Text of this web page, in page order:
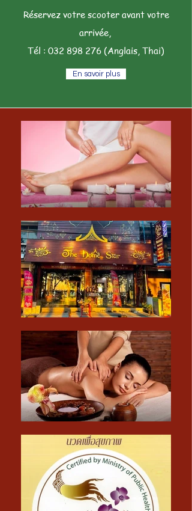
Réservez votre scooter avant votre
arrivée,
Tél : 032 898 276 (Anglais, Thai)
En savoir plus